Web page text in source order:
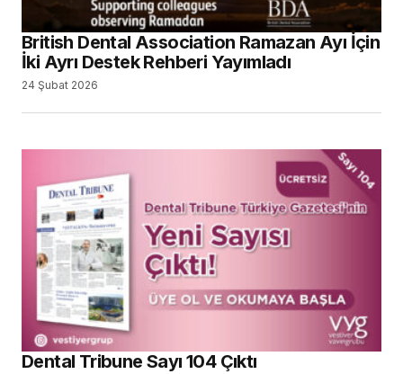
British Dental Association Ramazan Ayı İçin
İki Ayrı Destek Rehberi Yayımladı
24 Şubat 2026
Dental Tribune Sayı 104 Çıktı